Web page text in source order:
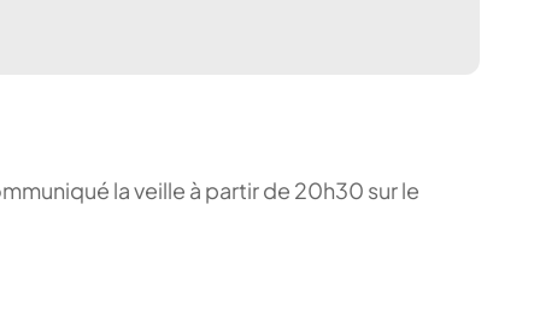
la veille à partir de 20h30 sur le